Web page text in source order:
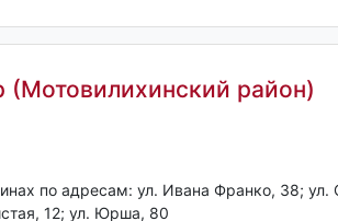
(Мотовилихинский район)
по адресам: ул. Ивана Франко, 38; ул.
12; ул. Юрша, 80